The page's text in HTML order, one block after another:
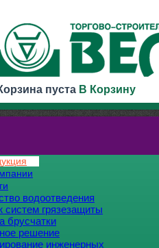
пуста В Корзину
водоотведения
систем грязезащиты
брусчатки
решение
инженерных